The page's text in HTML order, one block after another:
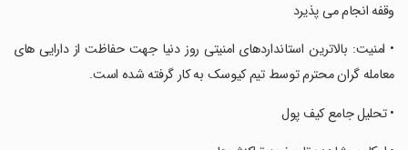
وقفه انجام می پذیرد
‏• امنیت: بالاترین استانداردهای امنیتی روز دنیا جهت حفاظت از دارایی های
معامله گران محترم توسط تیم کیوسک به کار گرفته شده است.
‏• تحلیل جامع کیف پول